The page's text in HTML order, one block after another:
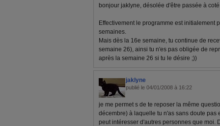
bonjour jaklyne, désolée d'être passée à
Effectivement le programme est initialement
semaines.
Mais dès la 16e semaine, tu continue de
semaine 26), ainsi tu n'es pas obligée de
après la semaine 26 si tu le désire ;))
jaklyne
publié le 04/01/2008 à 16:22
je me permet s de te reposer la même
décembre) à laquelle tu n'as sans doute pas
peut intéresser d'autres personnes que moi.